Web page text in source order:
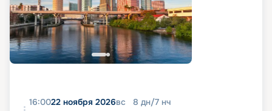
16:0022 ноября 2026вс 8 дн/7 нч